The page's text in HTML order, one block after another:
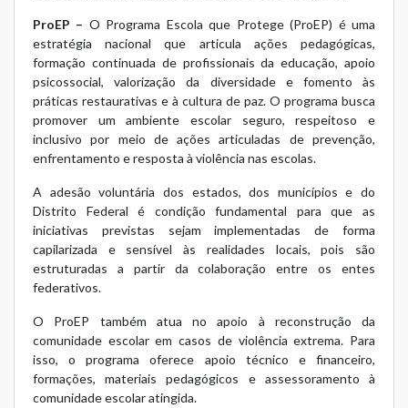
ProEP – O Programa Escola que Protege (ProEP) é uma
estratégia nacional que articula ações pedagógicas,
formação continuada de profissionais da educação, apoio
psicossocial, valorização da diversidade e fomento às
práticas restaurativas e à cultura de paz. O programa busca
promover um ambiente escolar seguro, respeitoso e
inclusivo por meio de ações articuladas de prevenção,
enfrentamento e resposta à violência nas escolas.
A adesão voluntária dos estados, dos municípios e do
Distrito Federal é condição fundamental para que as
iniciativas previstas sejam implementadas de forma
capilarizada e sensível às realidades locais, pois são
estruturadas a partir da colaboração entre os entes
federativos.
O ProEP também atua no apoio à reconstrução da
comunidade escolar em casos de violência extrema. Para
isso, o programa oferece apoio técnico e financeiro,
formações, materiais pedagógicos e assessoramento à
comunidade escolar atingida.